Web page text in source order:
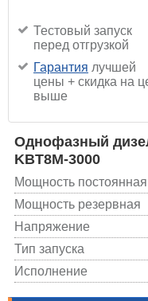
Тестовый запуск
перед отгрузкой
Гарантия лучшей
цены + скидка на
выше
Однофазный
KBT8M-3000
Мощность постоянная
Мощность резервная
Напряжение
Тип запуска
Исполнение